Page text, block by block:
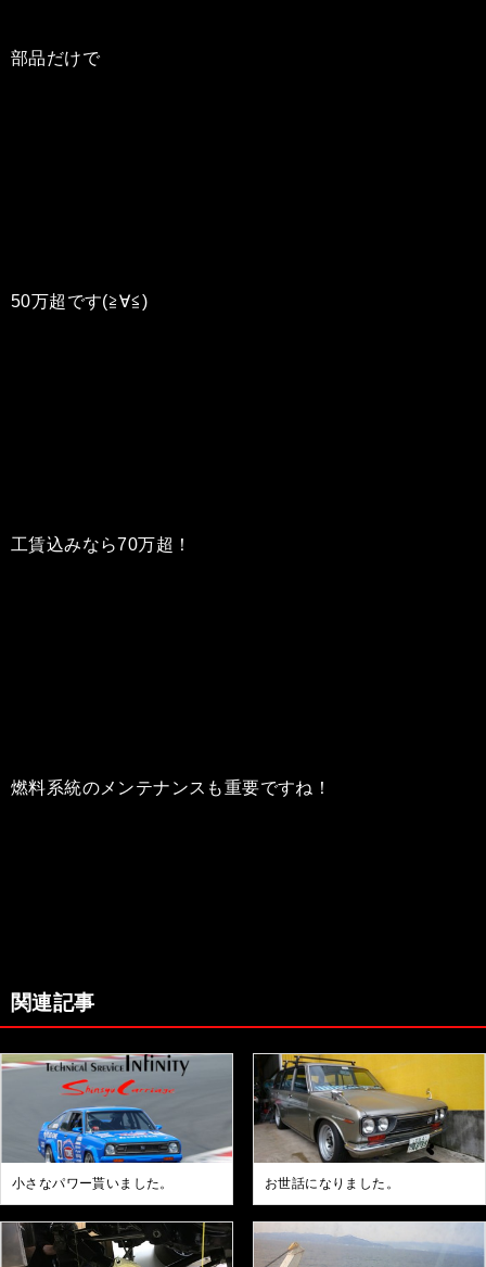
部品だけで
50万超です(≧∀≦)
工賃込みなら70万超！
燃料系統のメンテナンスも重要ですね！
関連記事
小さなパワー貰いました。 お世話になりました。